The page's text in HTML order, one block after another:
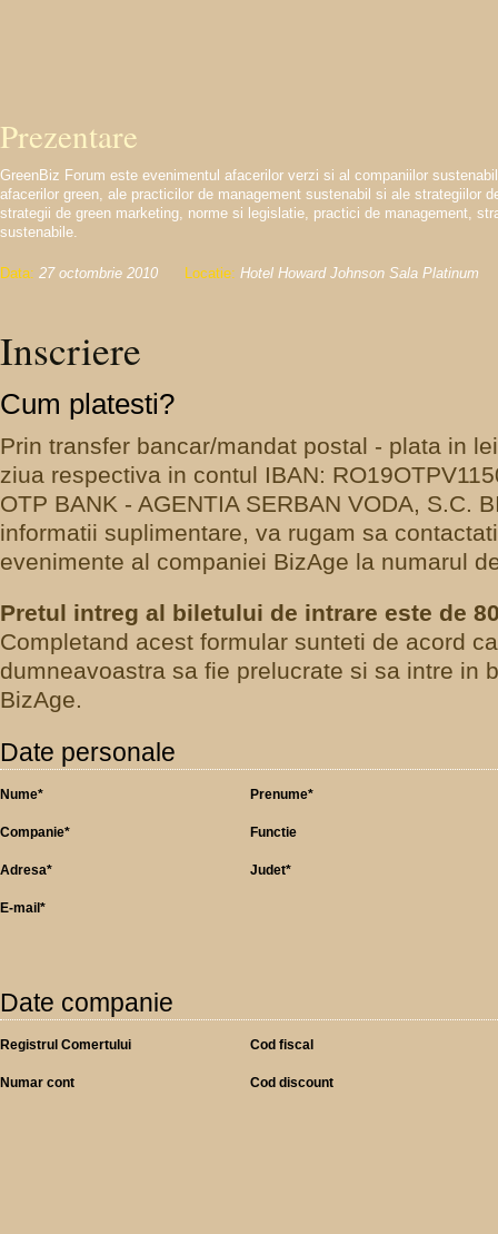
Prezentare
GreenBiz Forum este evenimentul afacerilor verzi si al companiilor
afacerilor green, ale practicilor de management sustenabil si ale strategiilor
strategii de green marketing, norme si legislatie, practici de management,
sustenabile.
Data: 27 octombrie 2010 Locatie: Hotel Howard Johnson Sala Platinum
Inscriere
Cum platesti?
Prin transfer bancar/mandat postal - plata in
ziua respectiva in contul IBAN:
OTP BANK - AGENTIA SERBAN VODA, S.C.
informatii suplimentare, va rugam sa
evenimente al companiei BizAge la numarul
Pretul intreg al biletului de intrare este de
Completand acest formular sunteti de acord
dumneavoastra sa fie prelucrate si sa intre in
BizAge.
Date personale
Nume*
Companie*
Adresa*
E-mail*
Prenume*
Functie
Judet*
Date companie
Registrul Comertului
Numar cont
Cod fiscal
Cod discount